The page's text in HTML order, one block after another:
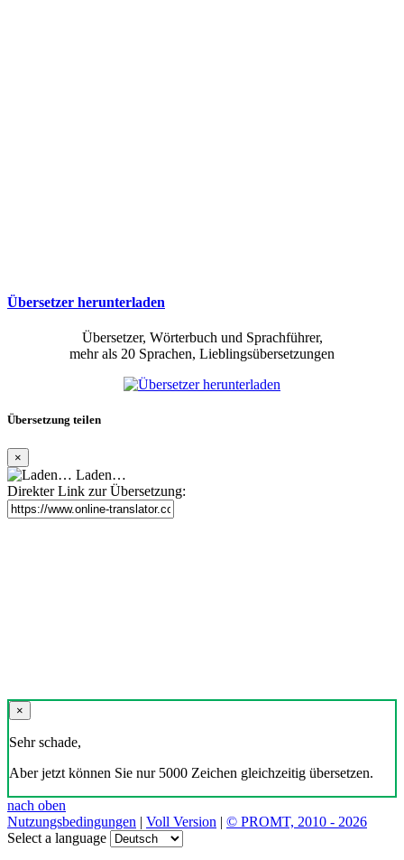
Übersetzer herunterladen
Übersetzer, Wörterbuch und Sprachführer,
mehr als 20 Sprachen, Lieblingsübersetzungen
Übersetzung teilen
×
Laden…
Direkter Link zur Übersetzung:
×
Sehr schade,
Aber jetzt können Sie nur 5000 Zeichen gleichzeitig übersetzen.
nach oben
Nutzungsbedingungen | Voll Version | © PROMT, 2010 - 2026
Select a language